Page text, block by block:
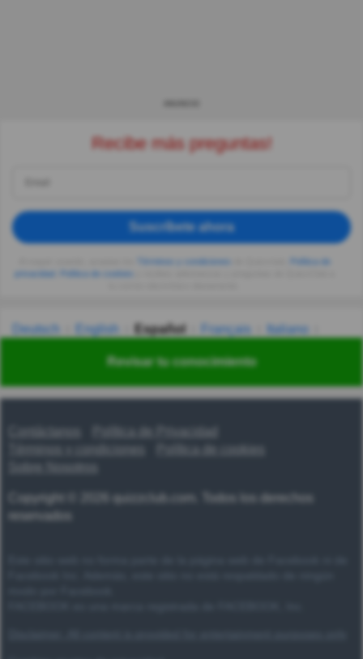
Revisar tu conocimiento
Recibe más preguntas!
Suscríbete ahora
privacidad
Deutsch English Español Français
Italiano
Українська हिन्दी 한국어 汉语
Contáctanos
Política de Privacidad
Términos y condiciones
Copyright © 2026 quizzclub.com. Todos los derechos
reservados